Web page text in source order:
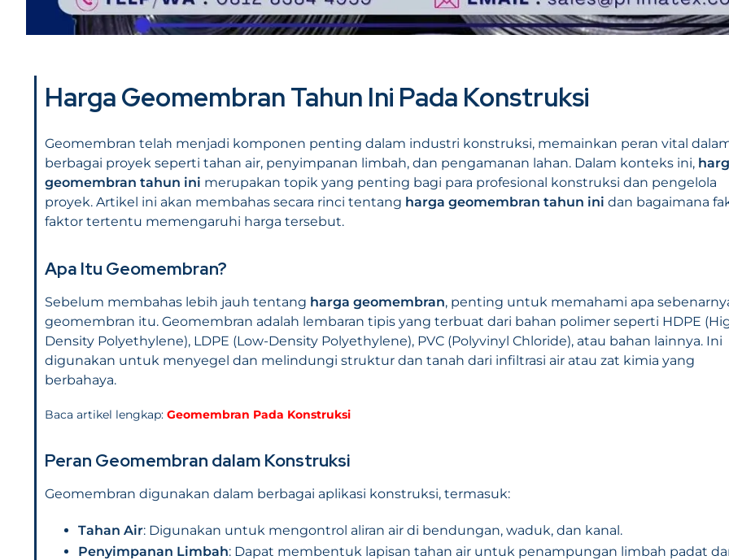
Harga Geomembran Tahun Ini Pada Konstruksi
Geomembran telah menjadi komponen penting dalam industri konstruksi, memainkan peran vital
berbagai proyek seperti tahan air, penyimpanan limbah, dan pengamanan lahan. Dalam konteks ini,
geomembran tahun ini merupakan topik yang penting bagi para profesional konstruksi dan pengelola
proyek. Artikel ini akan membahas secara rinci tentang harga geomembran tahun ini dan bagaimana
faktor tertentu memengaruhi harga tersebut.
Apa Itu Geomembran?
Sebelum membahas lebih jauh tentang harga geomembran, penting untuk memahami apa
geomembran itu. Geomembran adalah lembaran tipis yang terbuat dari bahan polimer seperti HDPE
Density Polyethylene), LDPE (Low-Density Polyethylene), PVC (Polyvinyl Chloride), atau bahan lainnya. Ini
digunakan untuk menyegel dan melindungi struktur dan tanah dari infiltrasi air atau zat kimia yang
berbahaya.
Baca artikel lengkap: Geomembran Pada Konstruksi
Peran Geomembran dalam Konstruksi
Geomembran digunakan dalam berbagai aplikasi konstruksi, termasuk:
Tahan Air: Digunakan untuk mengontrol aliran air di bendungan, waduk, dan kanal.
Penyimpanan Limbah: Dapat membentuk lapisan tahan air untuk penampungan limbah padat